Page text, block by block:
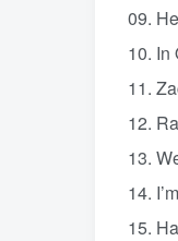
09.
10. In
11.
12.
13.
14.
15.